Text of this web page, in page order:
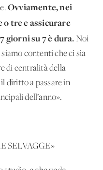
Ovviamente, nei
o tre e assicurare
giorni su 7 è dura. Noi
contenti che ci sia
di centralità della
diritto a passare in
dell’anno».
SELVAGGE»